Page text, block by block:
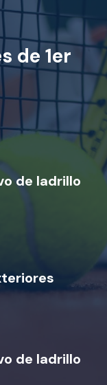
de 1er
de ladrillo
de ladrillo